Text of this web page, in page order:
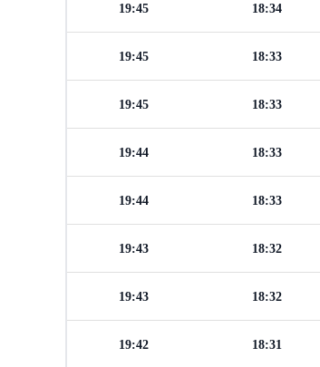
18:34
19:45
18:33
19:45
18:33
19:45
18:33
19:44
18:33
19:44
18:32
19:43
18:32
19:43
18:31
19:42